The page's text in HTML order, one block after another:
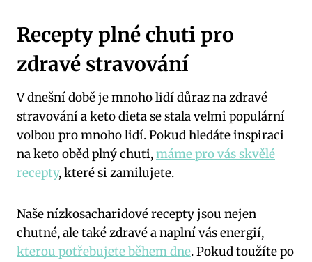
Recepty plné chuti pro
zdravé stravování
V dnešní době je mnoho ‍lidí důraz⁣ na zdravé
stravování a keto dieta se stala ​velmi populární⁢
volbou pro mnoho lidí. Pokud hledáte inspiraci
na keto oběd plný chuti,máme pro vás skvělé
recepty, ​které si zamilujete.
Naše nízkosacharidové recepty jsou ⁣nejen
chutné, ale ⁢také zdravé a naplní vás energií,
kterou potřebujete během dne. Pokud toužíte po